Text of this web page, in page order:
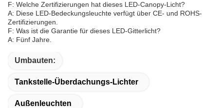
F: Welche Zertifizierungen hat dieses LED-Canopy-Licht?
A: Diese LED-Bedeckungsleuchte verfügt über CE- und ROHS-
Zertifizierungen.
F: Was ist die Garantie für dieses LED-Gitterlicht?
A: Fünf Jahre.
Umbauten:
Tankstelle-Überdachungs-Lichter
Außenleuchten